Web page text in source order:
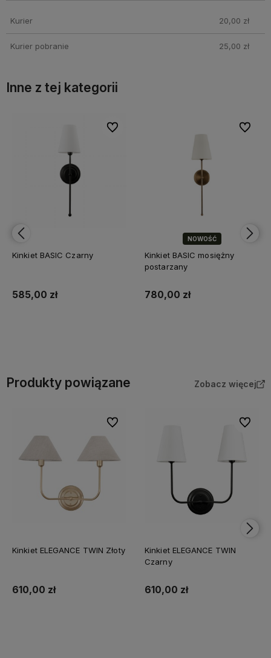
Kurier 20,00 zł
Kurier pobranie 25,00 zł
Inne z tej kategorii
Kinkiet BASIC Czarny
585,00 zł
Do ulubionych
Do ulubionych
NOWOŚĆ
Kinkiet BASIC mosiężny
postarzany
780,00 zł
Do
Do
Produkty powiązane Zobacz więcej
Kinkiet ELEGANCE TWIN Złoty
610,00 zł
Do ulubionych
Kinkiet ELEGANCE TWIN
Czarny
610,00 zł
Do